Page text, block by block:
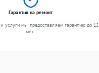
Гарантия на ремонт
услуги мы предоставляем гарантию до 12
мес.